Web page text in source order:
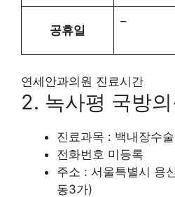
공휴일
–
연세안과의원 진료시간
2. 녹사평 국방의
진료과목 : 백내장수술
전화번호 미등록
주소 : 서울특별시 용
동3가)